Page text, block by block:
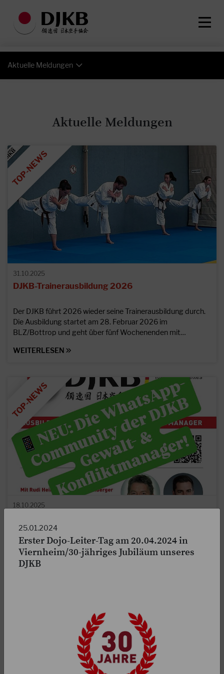
Aktuelle Meldungen
Aktuelle Meldungen
31.10.2025
DJKB-Trainerausbildung 2026
Der DJKB führt 2026 wieder seine Trainerausbildung durch.
Die Ausbildung startet am 28. Februar 2026 im
BLZ/Bottrop und geht über fünf Wochenenden mit…
WEITERLESEN
18.10.2025
Gewalt- & Konfliktmanager!
Werde Teil eines starken Netzwerks für Sicherheit,
Prävention und Konfliktmanagement! In unserer neuen
DJKB-Community bekommst du monatlich exklusive…
25.01.2024
Erster Dojo-Leiter-Tag am 20.04.2024 in
Viernheim/30-jähriges Jubiläum unseres
DJKB